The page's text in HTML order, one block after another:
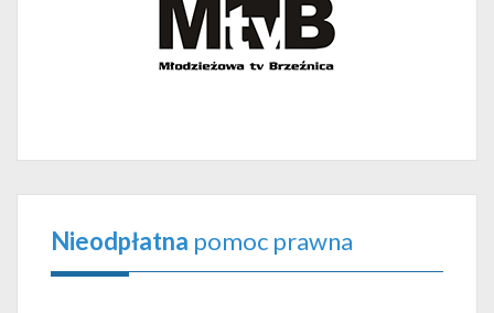
Nieodpłatna pomoc prawna